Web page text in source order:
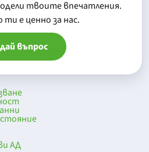
твоите впечатления.
е ценно за нас.
въпрос
АД